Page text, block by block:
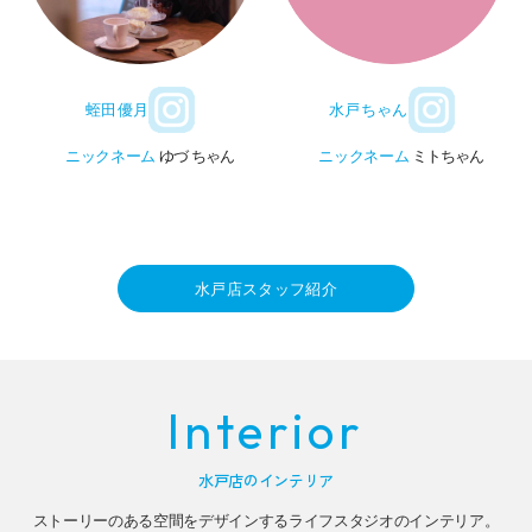
蛭田優月
ニックネーム ゆづ ちゃん
水戸ちゃん
ニックネーム ミトちゃん
水戸店スタッフ紹介
Interior
水戸店のインテリア
ストーリーのある空間をデザインするライフスタジオのインテリア。